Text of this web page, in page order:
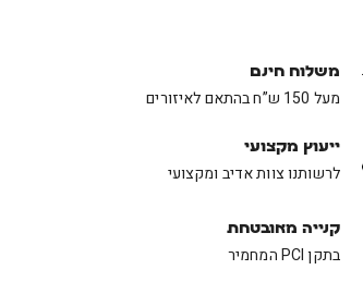
משלוח חינם
מעל 150 ש”ח בהתאם לאיזורים
ייעוץ מקצועי
לרשותנו צוות אדיב ומקצועי
קנייה מאובטחת
בתקן PCI המחמיר